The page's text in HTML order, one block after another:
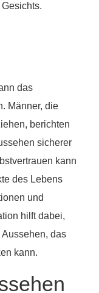
das
Männer, die
berichten
sicherer
kann
des Lebens
und
hilft dabei,
Aussehen, das
kann.